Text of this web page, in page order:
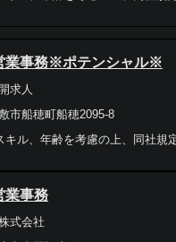
業事務※ポテンシャル※
求人
市船穂町船穂2095-8
キル、年齢を考慮の上、同社規
業事務
式会社